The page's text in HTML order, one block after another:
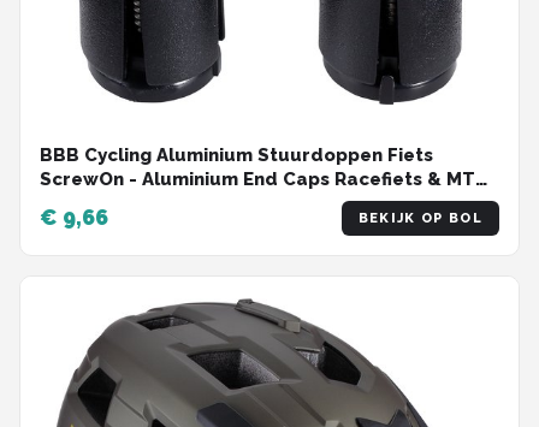
BBB Cycling Aluminium Stuurdoppen Fiets
ScrewOn - Aluminium End Caps Racefiets & MTB
- Voor ⌀ 18 - 22mm Sturen - 2 stuks - Zwart -
BHT-97
€ 9,66 BEKIJK OP BOL